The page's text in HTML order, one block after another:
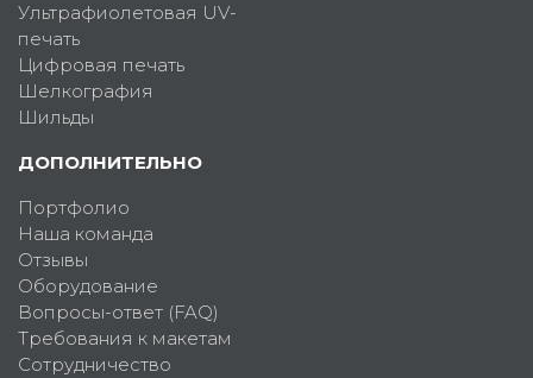
Ультрафиолетовая UV-
печать
Цифровая печать
Шелкография
Шильды
ДОПОЛНИТЕЛЬНО
Портфолио
Наша команда
Отзывы
Оборудование
Вопросы-ответ (FAQ)
Требования к макетам
Сотрудничество